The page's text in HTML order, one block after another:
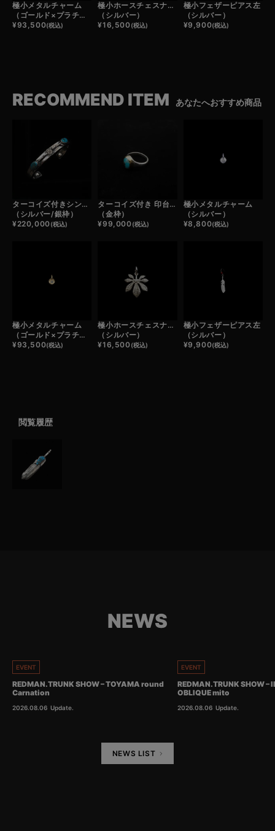
極小メタルチャーム
（ゴールド×プラチナ）
¥93,500(税込)
極小ホースチェスナット
（シルバー）
¥16,500(税込)
極小フェザーピアス左
（シルバー）
¥9,900(税込)
RECOMMEND ITEM あなたへおすすめ商品
ターコイズ付きシンボルフェザーバングル
（シルバー/銀枠）
¥220,000(税込)
ターコイズ付き 印台リング小
（金枠）
¥99,000(税込)
極小メタルチャーム
（シルバー）
¥8,800(税込)
極小メタルチャーム
（ゴールド×プラチナ）
¥93,500(税込)
極小ホースチェスナット
（シルバー）
¥16,500(税込)
極小フェザーピアス左
（シルバー）
¥9,900(税込)
閲覧履歴
NEWS
EVENT
REDMAN.TRUNK SHOW – TOYAMA round
Carnation
2026.08.06 Update.
EVENT
REDMAN.TRUNK SHOW
OBLIQUE mito
2026.08.06 Update.
NEWS LIST